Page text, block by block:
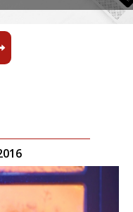
Facebook:
https://www.facebook.com/
Photo by iabzd on Unsplash